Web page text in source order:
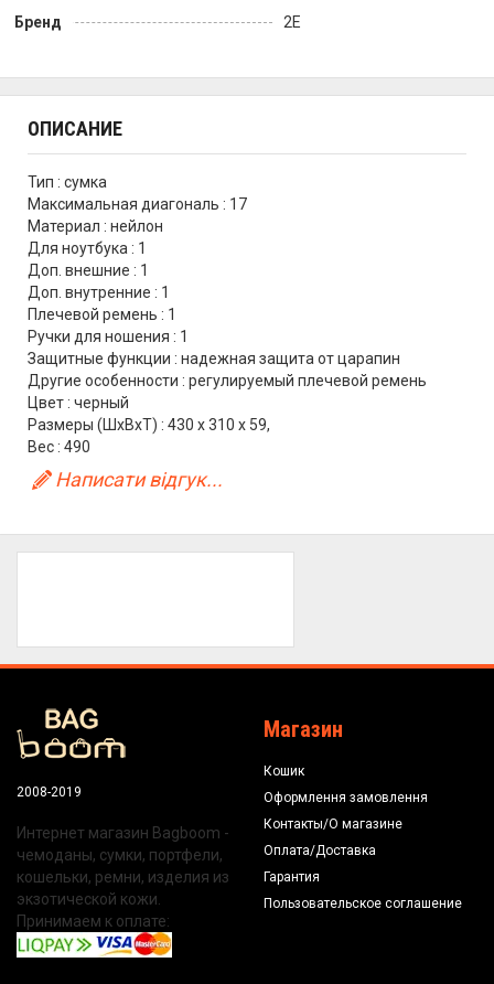
Бренд
2E
ОПИСАНИЕ
Тип : сумка
Максимальная диагональ : 17
Материал : нейлон
Для ноутбука : 1
Доп. внешние : 1
Доп. внутренние : 1
Плечевой ремень : 1
Ручки для ношения : 1
Защитные функции : надежная защита от царапин
Другие особенности : регулируемый плечевой ремень
Цвет : черный
Размеры (ШхВхТ) : 430 x 310 x 59,
Вес : 490
Написати відгук...
2008-2019
Интернет магазин Bagboom -
чемоданы, сумки, портфели,
кошельки, ремни, изделия из
экзотической кожи.
Принимаем к оплате:
Магазин
Кошик
Оформлення замовлення
Контакты/О магазине
Оплата/Доставка
Гарантия
Пользовательское соглашение